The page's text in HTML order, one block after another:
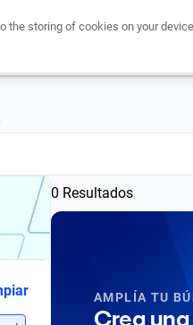
0 Resultados
AMPLÍA TU
Crea
the storing of cookies on your